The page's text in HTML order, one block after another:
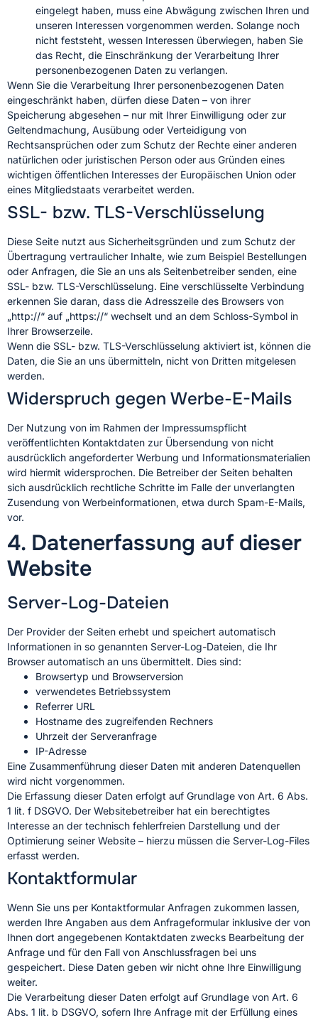
eingelegt haben, muss eine Abwägung zwischen Ihren und
unseren Interessen vorgenommen werden. Solange noch
nicht feststeht, wessen Interessen überwiegen, haben Sie
das Recht, die Einschränkung der Verarbeitung Ihrer
personenbezogenen Daten zu verlangen.
Wenn Sie die Verarbeitung Ihrer personenbezogenen Daten
eingeschränkt haben, dürfen diese Daten – von ihrer
Speicherung abgesehen – nur mit Ihrer Einwilligung oder zur
Geltendmachung, Ausübung oder Verteidigung von
Rechtsansprüchen oder zum Schutz der Rechte einer anderen
natürlichen oder juristischen Person oder aus Gründen eines
wichtigen öffentlichen Interesses der Europäischen Union oder
eines Mitgliedstaats verarbeitet werden.
SSL- bzw. TLS-Verschlüsselung
Diese Seite nutzt aus Sicherheitsgründen und zum Schutz der
Übertragung vertraulicher Inhalte, wie zum Beispiel Bestellungen
oder Anfragen, die Sie an uns als Seitenbetreiber senden, eine
SSL- bzw. TLS-Verschlüsselung. Eine verschlüsselte Verbindung
erkennen Sie daran, dass die Adresszeile des Browsers von
„http://“ auf „https://“ wechselt und an dem Schloss-Symbol in
Ihrer Browserzeile.
Wenn die SSL- bzw. TLS-Verschlüsselung aktiviert ist, können die
Daten, die Sie an uns übermitteln, nicht von Dritten mitgelesen
werden.
Widerspruch gegen Werbe-E-Mails
Der Nutzung von im Rahmen der Impressumspflicht
veröffentlichten Kontaktdaten zur Übersendung von nicht
ausdrücklich angeforderter Werbung und Informationsmaterialien
wird hiermit widersprochen. Die Betreiber der Seiten behalten
sich ausdrücklich rechtliche Schritte im Falle der unverlangten
Zusendung von Werbeinformationen, etwa durch Spam-E-Mails,
vor.
4. Datenerfassung auf dieser
Website
Server-Log-Dateien
Der Provider der Seiten erhebt und speichert automatisch
Informationen in so genannten Server-Log-Dateien, die Ihr
Browser automatisch an uns übermittelt. Dies sind:
Browsertyp und Browserversion
verwendetes Betriebssystem
Referrer URL
Hostname des zugreifenden Rechners
Uhrzeit der Serveranfrage
IP-Adresse
Eine Zusammenführung dieser Daten mit anderen Datenquellen
wird nicht vorgenommen.
Die Erfassung dieser Daten erfolgt auf Grundlage von Art. 6 Abs.
1 lit. f DSGVO. Der Websitebetreiber hat ein berechtigtes
Interesse an der technisch fehlerfreien Darstellung und der
Optimierung seiner Website – hierzu müssen die Server-Log-Files
erfasst werden.
Kontaktformular
Wenn Sie uns per Kontaktformular Anfragen zukommen lassen,
werden Ihre Angaben aus dem Anfrageformular inklusive der von
Ihnen dort angegebenen Kontaktdaten zwecks Bearbeitung der
Anfrage und für den Fall von Anschlussfragen bei uns
gespeichert. Diese Daten geben wir nicht ohne Ihre Einwilligung
weiter.
Die Verarbeitung dieser Daten erfolgt auf Grundlage von Art. 6
Abs. 1 lit. b DSGVO, sofern Ihre Anfrage mit der Erfüllung eines